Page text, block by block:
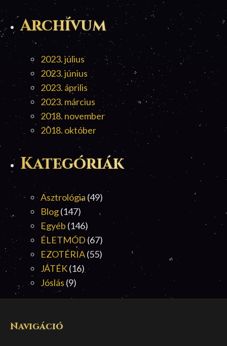
Archívum
2023. július
2023. június
2023. április
2023. március
2018. november
2018. október
Kategóriák
Asztrológia (49)
Blog(147)
Egyéb (146)
ÉLETMÓD (67)
EZOTÉRIA(55)
JÁTÉK(16)
Jóslás (9)
Navigáció